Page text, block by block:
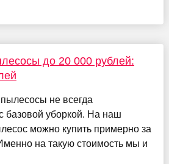
до 20 000 рублей:
не всегда
базовой уборкой. На наш
можно купить примерно за
на такую стоимость мы и